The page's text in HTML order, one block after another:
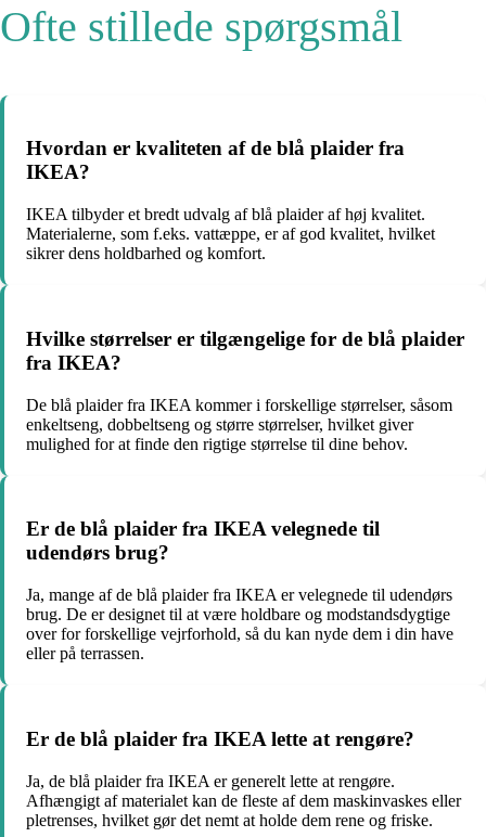
Ofte stillede spørgsmål
Hvordan er kvaliteten af de blå plaider fra
IKEA?
IKEA tilbyder et bredt udvalg af blå plaider af høj kvalitet.
Materialerne, som f.eks. vattæppe, er af god kvalitet, hvilket
sikrer dens holdbarhed og komfort.
Hvilke størrelser er tilgængelige for de blå plaider
fra IKEA?
De blå plaider fra IKEA kommer i forskellige størrelser, såsom
enkeltseng, dobbeltseng og større størrelser, hvilket giver
mulighed for at finde den rigtige størrelse til dine behov.
Er de blå plaider fra IKEA velegnede til
udendørs brug?
Ja, mange af de blå plaider fra IKEA er velegnede til udendørs
brug. De er designet til at være holdbare og modstandsdygtige
over for forskellige vejrforhold, så du kan nyde dem i din have
eller på terrassen.
Er de blå plaider fra IKEA lette at rengøre?
Ja, de blå plaider fra IKEA er generelt lette at rengøre.
Afhængigt af materialet kan de fleste af dem maskinvaskes eller
pletrenses, hvilket gør det nemt at holde dem rene og friske.